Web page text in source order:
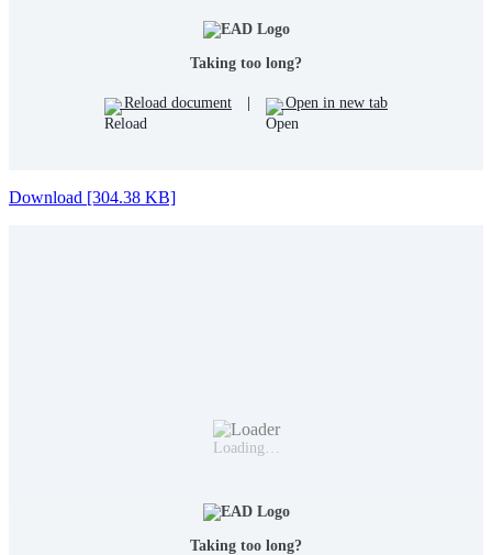
Taking too long?
Reload document Open in new tab
Download [304.38 KB]
Loading…
Taking too long?